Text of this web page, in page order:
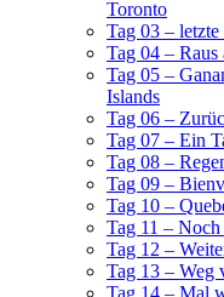
Toronto
Tag 03 –
Tag 04 – Raus
Tag 05 –
Islands
Tag 06 –
Tag 07 – Ein
Tag 08 –
Tag 09 –
Tag 10 –
Tag 11 –
Tag 12 –
Tag 13 – Weg
Tag 14 – Mal